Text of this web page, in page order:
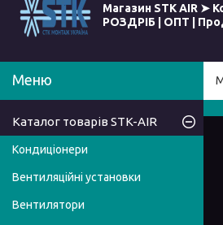
Магазин STK AIR ➤
РОЗДРІБ | ОПТ |
Каталог товарів STK-AIR
Кондиціонери
Вентиляційні установки
Вентилятори